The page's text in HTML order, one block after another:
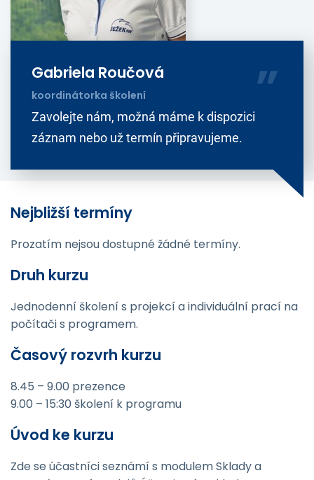
Gabriela Roučová
koordinátorka školení
Zavolejte nám, možná máme k dispozici
záznam nebo už termín připravujeme.
Nejbližší termíny
Prozatím nejsou dostupné žádné termíny.
Druh kurzu
Jednodenní školení s projekcí a individuální prací na
počítači s programem.
Časový rozvrh kurzu
8.45 – 9.00 prezence
9.00 – 15:30 školení k programu
Úvod ke kurzu
Zde se účastníci seznámí s modulem Sklady a